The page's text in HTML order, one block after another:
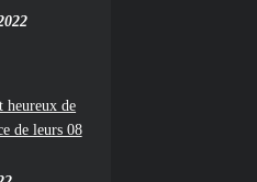
heureux de
de leurs 08